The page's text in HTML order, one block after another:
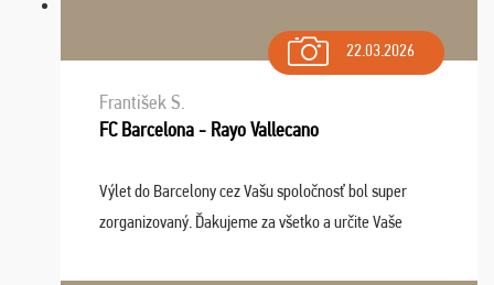
22.03.2026
František S.
FC Barcelona - Rayo Vallecano
Výlet do Barcelony cez Vašu spoločnosť bol super
zorganizovaný. Ďakujeme za všetko a určite Vaše